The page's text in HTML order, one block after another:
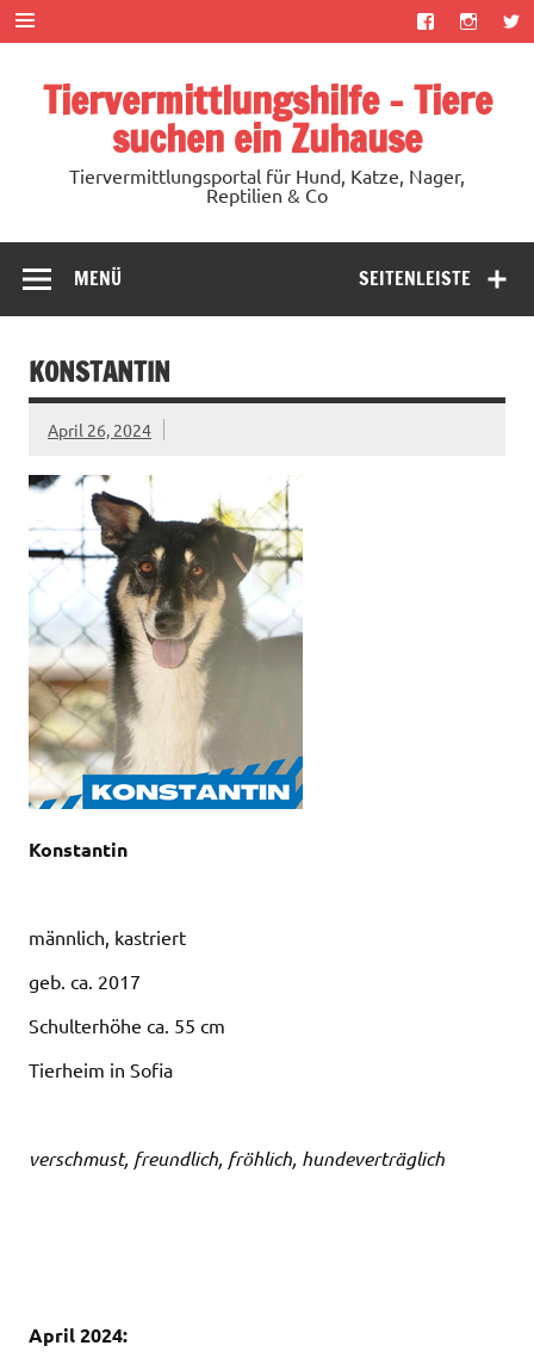
Zum
Inhalt
springen
Tiervermittlungshilfe – Tiere
suchen ein Zuhause
Tiervermittlungsportal für Hund, Katze, Nager,
Reptilien & Co
SEITENLEISTE
MENÜ
KONSTANTIN
April 26, 2024
Konstantin
männlich, kastriert
geb. ca. 2017
Schulterhöhe ca. 55 cm
Tierheim in Sofia
verschmust, freundlich, fröhlich, hundeverträglich
April 2024: